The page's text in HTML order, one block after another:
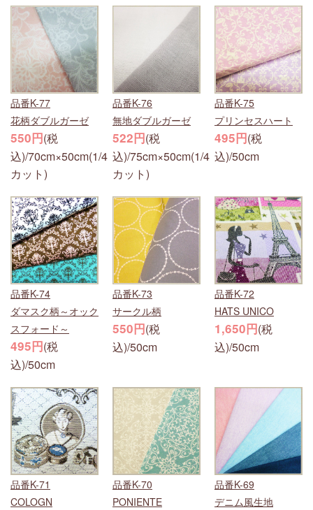
品番K-77
花柄ダブルガーゼ
550円(税
込)/70cm×50cm(1/4
カット)
品番K-76
無地ダブルガーゼ
522円(税
込)/75cm×50cm(1/4
カット)
品番K-75
プリンセスハート
495円(税
込)/50cm
品番K-74
ダマスク柄～オック
スフォード～
495円(税
込)/50cm
品番K-73
サークル柄
550円(税
込)/50cm
品番K-72
HATS UNICO
1,650円(税
込)/50cm
品番K-71
COLOGN
品番K-70
PONIENTE
品番K-69
デニム風生地